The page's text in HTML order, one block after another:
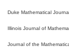
Duke Mathematical
Illinois Journal of
Journal of the